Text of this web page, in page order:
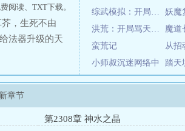
综武模拟：开局做了龙骑士
洪荒：开局骂天道，激活神话系统
魔道
蛮荒记
小师叔沉迷网络中
踏天
阅读、TXT下载。
，生死不由
法器升级的天
章节
第2308章 神水之晶